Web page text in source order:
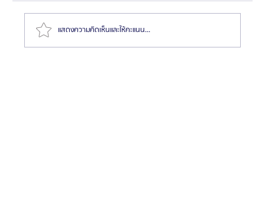
แสดงความคิดเห็นและให้คะแนน...